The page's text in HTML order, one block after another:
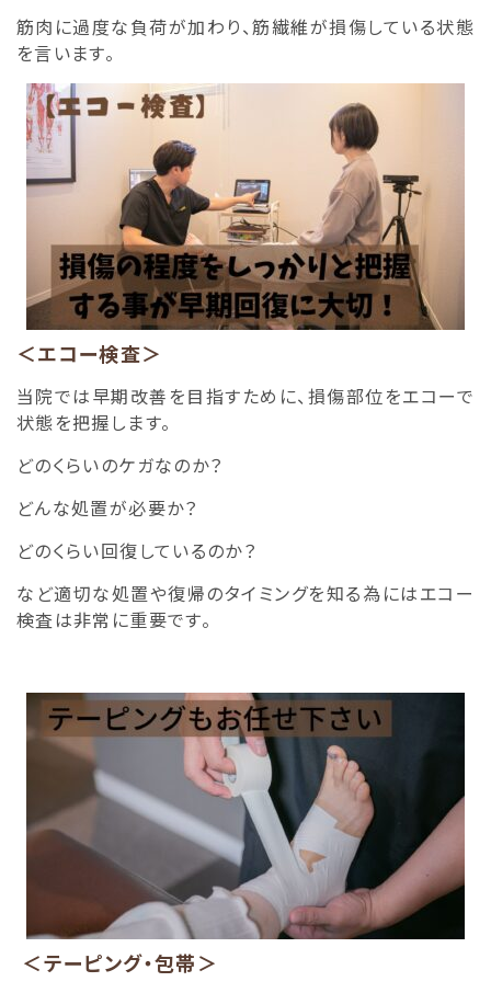
筋肉に過度な負荷が加わり、筋繊維が損傷している状態
を言います。
＜エコー検査＞
当院では早期改善を目指すために、損傷部位をエコーで
状態を把握します。
どのくらいのケガなのか？
どんな処置が必要か？
どのくらい回復しているのか？
など適切な処置や復帰のタイミングを知る為にはエコー
検査は非常に重要です。
＜テーピング・包帯＞